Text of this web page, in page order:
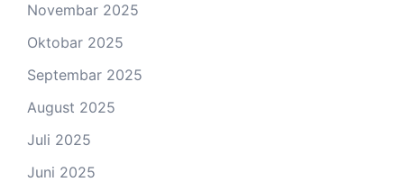
Novembar 2025
Oktobar 2025
Septembar 2025
August 2025
Juli 2025
Juni 2025